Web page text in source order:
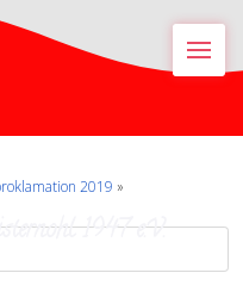
1947 e.V.
2019 »